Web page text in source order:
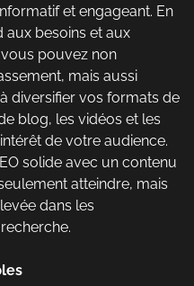
et engageant. En
besoins et aux
pouvez non
mais aussi
diversifier vos formats de
blog, les vidéos et les
de votre audience.
solide avec un contenu
atteindre, mais
dans les